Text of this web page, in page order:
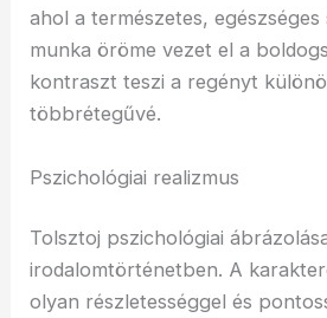
ahol a természetes, egészséges
munka öröme vezet el a
kontraszt teszi a regényt
többrétegűvé.
Pszichológiai realizmus
Tolsztoj pszichológiai
irodalomtörténetben. A
olyan részletességgel és